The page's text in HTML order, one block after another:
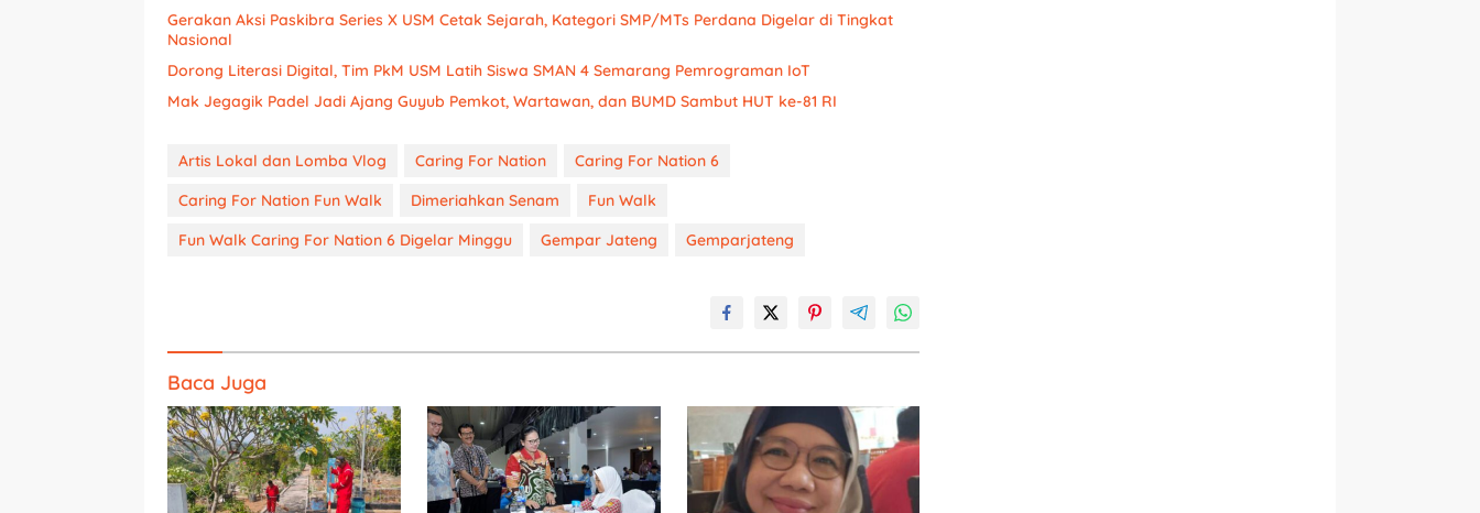
Gerakan Aksi Paskibra Series X USM Cetak Sejarah, Kategori SMP/MTs Perdana Digelar di Tingkat
Nasional
Dorong Literasi Digital, Tim PkM USM Latih Siswa SMAN 4 Semarang Pemrograman IoT
Mak Jegagik Padel Jadi Ajang Guyub Pemkot, Wartawan, dan BUMD Sambut HUT ke-81 RI
Artis Lokal dan Lomba Vlog Caring For Nation
Caring For Nation 6
Caring For Nation Fun Walk
Dimeriahkan Senam
Fun Walk
Fun Walk Caring For Nation 6 Digelar Minggu
Gempar Jateng Gemparjateng
Baca Juga